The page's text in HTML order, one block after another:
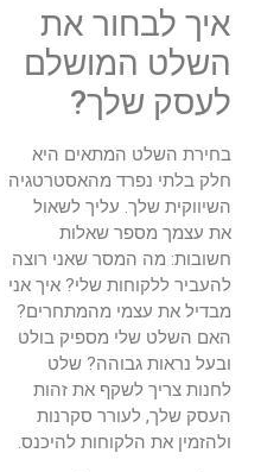
איך לבחור את
השלט המושלם
לעסק שלך?
בחירת השלט המתאים היא
חלק בלתי נפרד מהאסטרטגיה
השיווקית שלך. עליך לשאול
את עצמך מספר שאלות
חשובות: מה המסר שאני רוצה
להעביר ללקוחות שלי? איך אני
מבדיל את עצמי מהמתחרים?
האם השלט שלי מספיק בולט
ובעל נראות גבוהה? שלט
לחנות צריך לשקף את זהות
העסק שלך, לעורר סקרנות
ולהזמין את הלקוחות להיכנס.